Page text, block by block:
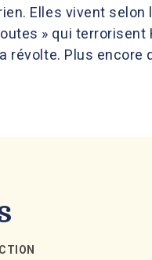
Elles vivent
» qui terrorisent
révolte. Plus encore